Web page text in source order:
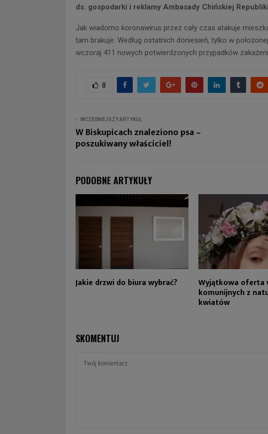
ds. gospodarki i reklamy Ambasady Chińskiej
Jak wiadomo koronawirus przez cały czas atakuje
tam brakuje. Według ostatnich doniesień, tylko w
wczoraj 411 nowych potwierdzonych przypadków
8
WCZEŚNIEJSZY ARTYKUŁ
W Biskupicach znaleziono psa –
poszukiwany właściciel!
PODOBNE ARTYKUŁY
Jakie drzwi do biura wybrać? Wyjątkowa oferta
komunijnych z
kwiatów
SKOMENTUJ